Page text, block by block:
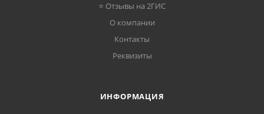
⭐ Отзывы на 2ГИС
О компании
Контакты
Реквизиты
ИНФОРМАЦИЯ